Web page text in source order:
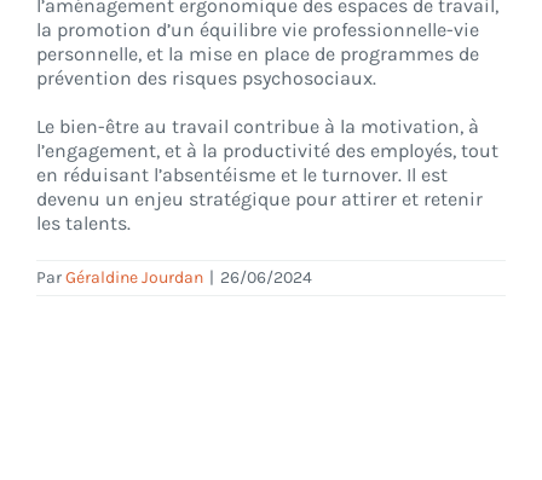
CONNEXION
l’aménagement ergonomique des espaces de travail,
la promotion d’un équilibre vie professionnelle-vie
personnelle, et la mise en place de programmes de
prévention des risques psychosociaux.
Le bien-être au travail contribue à la motivation, à
l’engagement, et à la productivité des employés, tout
en réduisant l’absentéisme et le turnover. Il est
devenu un enjeu stratégique pour attirer et retenir
les talents.
ParGéraldine Jourdan | 26/06/2024